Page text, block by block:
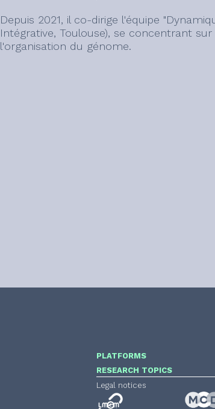
Depuis 2021, il co-dirige l'équipe
Intégrative, Toulouse), se concentrant
l'organisation du génome.
PLATFORMS
RESEARCH TOPICS
Legal notices